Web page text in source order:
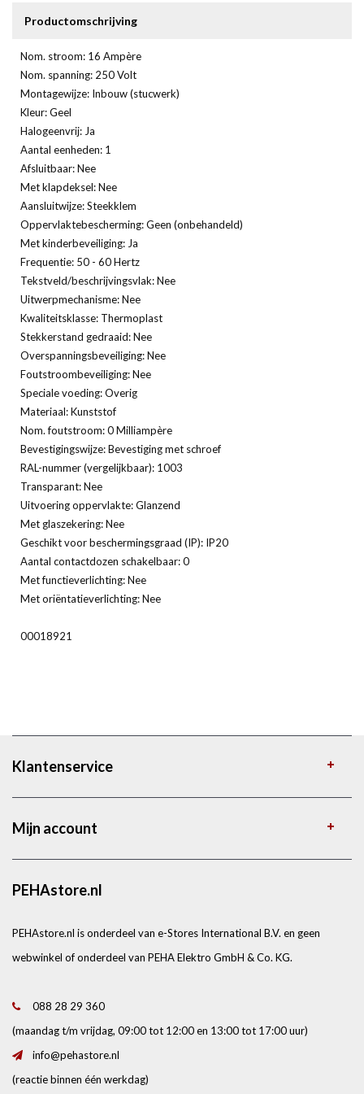
Productomschrijving
Nom. stroom: 16 Ampère
Nom. spanning: 250 Volt
Montagewijze: Inbouw (stucwerk)
Kleur: Geel
Halogeenvrij: Ja
Aantal eenheden: 1
Afsluitbaar: Nee
Met klapdeksel: Nee
Aansluitwijze: Steekklem
Oppervlaktebescherming: Geen (onbehandeld)
Met kinderbeveiliging: Ja
Frequentie: 50 - 60 Hertz
Tekstveld/beschrijvingsvlak: Nee
Uitwerpmechanisme: Nee
Kwaliteitsklasse: Thermoplast
Stekkerstand gedraaid: Nee
Overspanningsbeveiliging: Nee
Foutstroombeveiliging: Nee
Speciale voeding: Overig
Materiaal: Kunststof
Nom. foutstroom: 0 Milliampère
Bevestigingswijze: Bevestiging met schroef
RAL-nummer (vergelijkbaar): 1003
Transparant: Nee
Uitvoering oppervlakte: Glanzend
Met glaszekering: Nee
Geschikt voor beschermingsgraad (IP): IP20
Aantal contactdozen schakelbaar: 0
Met functieverlichting: Nee
Met oriëntatieverlichting: Nee
00018921
Klantenservice
Mijn account
PEHAstore.nl
PEHAstore.nl is onderdeel van e-Stores International B.V. en geen
webwinkel of onderdeel van PEHA Elektro GmbH & Co. KG.
088 28 29 360
(maandag t/m vrijdag, 09:00 tot 12:00 en 13:00 tot 17:00 uur)
info@pehastore.nl
(reactie binnen één werkdag)